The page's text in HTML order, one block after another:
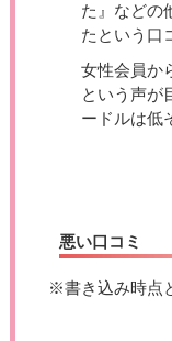
た』などの
たという口
女性会員か
という声が
ードルは低
悪い口コミ
※書き込み時点